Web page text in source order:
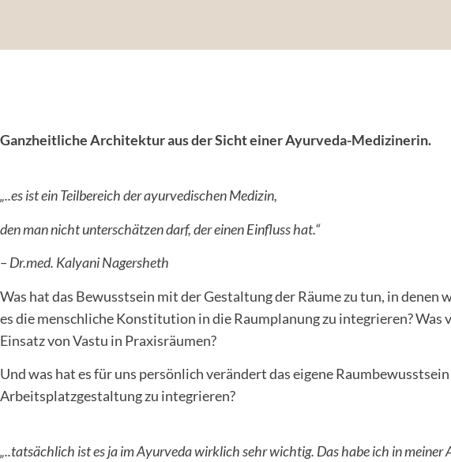
Ganzheitliche Architektur aus der Sicht einer Ayurveda-Medizinerin.
„..es ist ein Teilbereich der ayurvedischen Medizin,
den man nicht unterschätzen darf, der einen Einfluss hat.“
– Dr.med. Kalyani Nagersheth
Was hat das Bewusstsein mit der Gestaltung der Räume zu tun, in denen
es die menschliche Konstitution in die Raumplanung zu integrieren? Was
Einsatz von Vastu in Praxisräumen?
Und was hat es für uns persönlich verändert das eigene
Arbeitsplatzgestaltung zu integrieren?
„..tatsächlich ist es ja im Ayurveda wirklich sehr wichtig. Das habe ich in meiner